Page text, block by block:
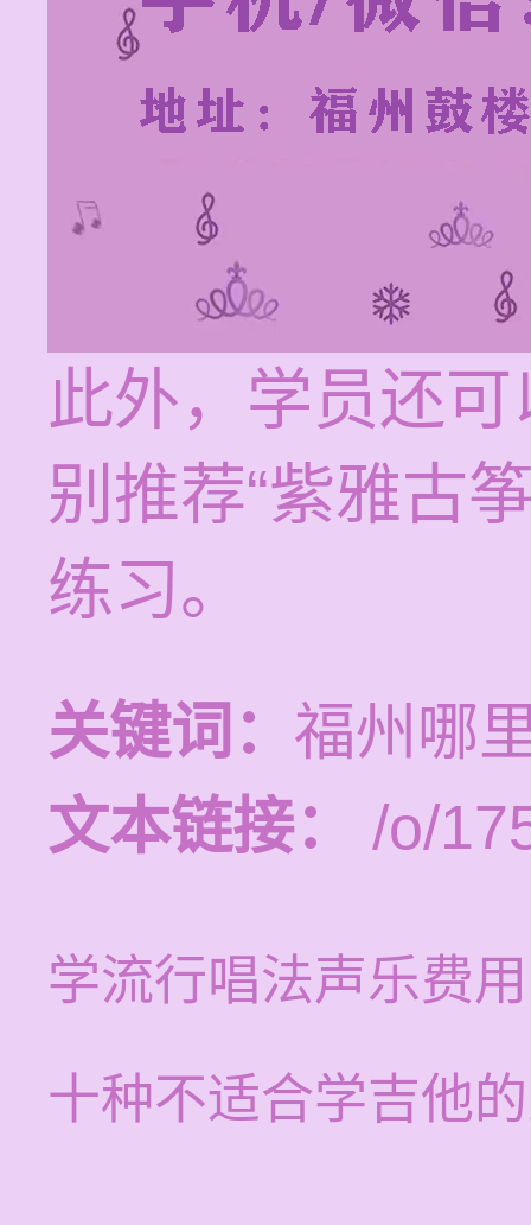
此外，学员还
别推荐“紫雅古
练习。
关键词： 福州哪
文本链接：
/o/
学流行唱法声乐费
十种不适合学吉他